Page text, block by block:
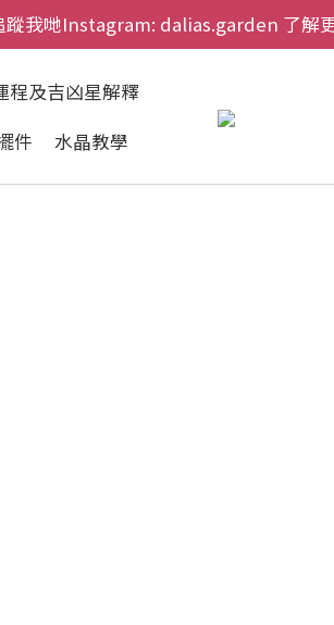
慶祝元朗新店開幕，網上首次購物
蹤我哋Instagram: dalias.garden 了解
程及吉凶星解釋
件 水晶教學